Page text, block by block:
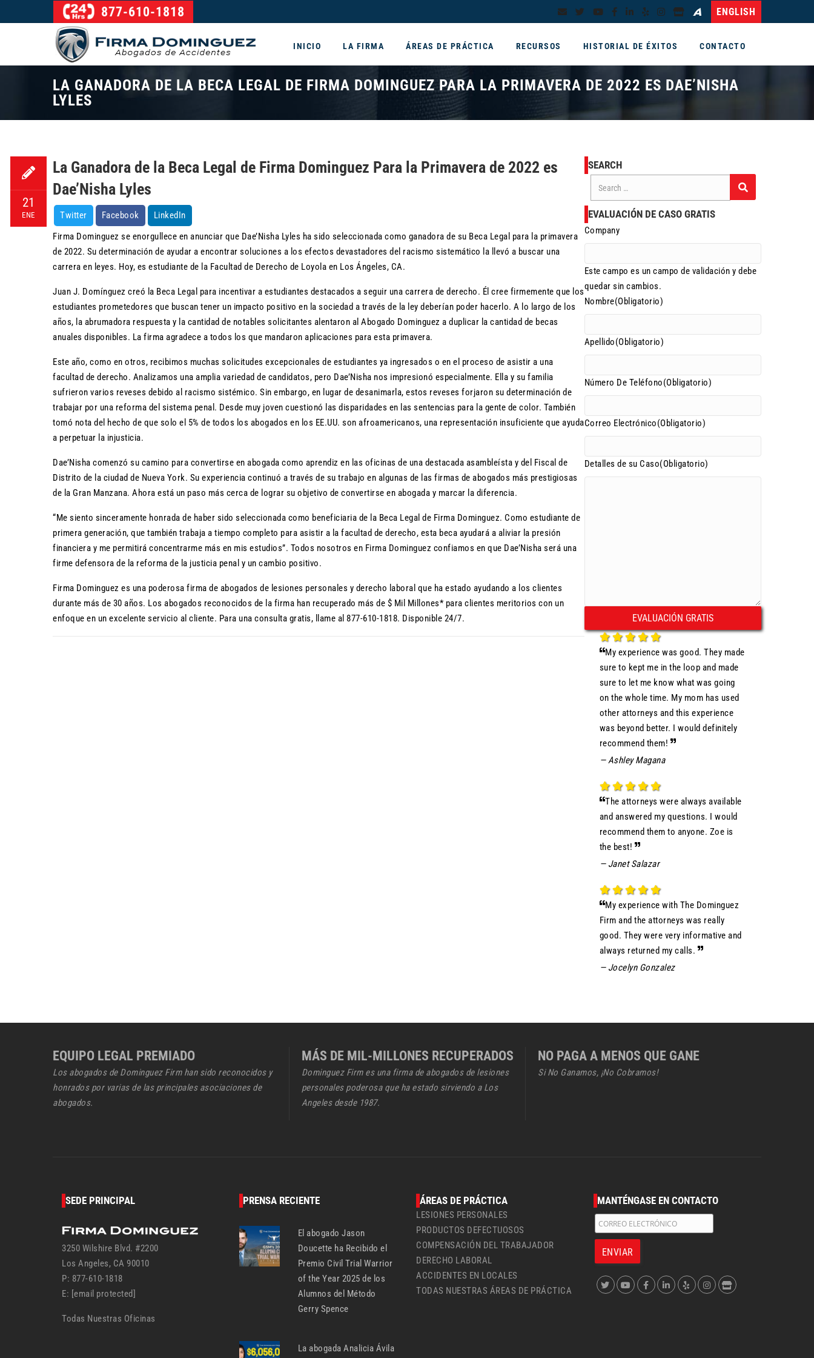
877-610-1818 ENGLISH
INICIO LA FIRMA ÁREAS DE PRÁCTICA RECURSOS HISTORIAL DE ÉXITOS CONTACTO
LA GANADORA DE LA BECA LEGAL DE FIRMA DOMINGUEZ PARA LA PRIMAVERA DE 2022 ES DAE’NISHA
LYLES
21
ENE
La Ganadora de la Beca Legal de Firma Dominguez Para la Primavera de 2022 es
Dae’Nisha Lyles
Twitter Facebook
LinkedIn
Firma Dominguez se enorgullece en anunciar que Dae’Nisha Lyles ha sido seleccionada como ganadora de su Beca Legal para la primavera
de 2022. Su determinación de ayudar a encontrar soluciones a los efectos devastadores del racismo sistemático la llevó a buscar una
carrera en leyes. Hoy, es estudiante de la Facultad de Derecho de Loyola en Los Ángeles, CA.
Juan J. Domínguez creó la Beca Legal para incentivar a estudiantes destacados a seguir una carrera de derecho. Él cree firmemente que los
estudiantes prometedores que buscan tener un impacto positivo en la sociedad a través de la ley deberían poder hacerlo. A lo largo de los
años, la abrumadora respuesta y la cantidad de notables solicitantes alentaron al Abogado Dominguez a duplicar la cantidad de becas
anuales disponibles. La firma agradece a todos los que mandaron aplicaciones para esta primavera.
Este año, como en otros, recibimos muchas solicitudes excepcionales de estudiantes ya ingresados o en el proceso de asistir a una
facultad de derecho. Analizamos una amplia variedad de candidatos, pero Dae’Nisha nos impresionó especialmente. Ella y su familia
sufrieron varios reveses debido al racismo sistémico. Sin embargo, en lugar de desanimarla, estos reveses forjaron su determinación de
trabajar por una reforma del sistema penal. Desde muy joven cuestionó las disparidades en las sentencias para la gente de color. También
tomó nota del hecho de que solo el 5% de todos los abogados en los EE.UU. son afroamericanos, una representación insuficiente que ayuda
a perpetuar la injusticia.
Dae’Nisha comenzó su camino para convertirse en abogada como aprendiz en las oficinas de una destacada asambleísta y del Fiscal de
Distrito de la ciudad de Nueva York. Su experiencia continuó a través de su trabajo en algunas de las firmas de abogados más prestigiosas
de la Gran Manzana. Ahora está un paso más cerca de lograr su objetivo de convertirse en abogada y marcar la diferencia.
“Me siento sinceramente honrada de haber sido seleccionada como beneficiaria de la Beca Legal de Firma Dominguez. Como estudiante de
primera generación, que también trabaja a tiempo completo para asistir a la facultad de derecho, esta beca ayudará a aliviar la presión
financiera y me permitirá concentrarme más en mis estudios”. Todos nosotros en Firma Dominguez confiamos en que Dae’Nisha será una
firme defensora de la reforma de la justicia penal y un cambio positivo.
Firma Dominguez es una poderosa firma de abogados de lesiones personales y derecho laboral que ha estado ayudando a los clientes
durante más de 30 años. Los abogados reconocidos de la firma han recuperado más de $ Mil Millones* para clientes meritorios con un
enfoque en un excelente servicio al cliente. Para una consulta gratis, llame al 877-610-1818. Disponible 24/7.
SEARCH
EVALUACIÓN DE CASO GRATIS
Company
Este campo es un campo de validación y debe
quedar sin cambios.
Nombre(Obligatorio)
Apellido(Obligatorio)
Número De Teléfono(Obligatorio)
Correo Electrónico(Obligatorio)
Detalles de su Caso(Obligatorio)
My experience was good. They made
sure to kept me in the loop and made
sure to let me know what was going
on the whole time. My mom has used
other attorneys and this experience
was beyond better. I would definitely
recommend them!
— Ashley Magana
The attorneys were always available
and answered my questions. I would
recommend them to anyone. Zoe is
the best!
— Janet Salazar
My experience with The Dominguez
Firm and the attorneys was really
good. They were very informative and
always returned my calls.
— Jocelyn Gonzalez
EQUIPO LEGAL PREMIADO
Los abogados de Dominguez Firm han sido reconocidos y
honrados por varias de las principales asociaciones de
abogados.
MÁS DE MIL-MILLONES RECUPERADOS
Dominguez Firm es una firma de abogados de lesiones
personales poderosa que ha estado sirviendo a Los
Angeles desde 1987.
NO PAGA A MENOS QUE GANE
Si No Ganamos, ¡No Cobramos!
SEDE PRINCIPAL
3250 Wilshire Blvd. #2200
Los Angeles, CA 90010
P: 877-610-1818
E: [email protected]
Todas Nuestras Oficinas
PRENSA RECIENTE
El abogado Jason
Doucette ha Recibido el
Premio Civil Trial Warrior
of the Year 2025 de los
Alumnos del Método
Gerry Spence
La abogada Analicia Ávila
ÁREAS DE PRÁCTICA
LESIONES PERSONALES
PRODUCTOS DEFECTUOSOS
COMPENSACIÓN DEL TRABAJADOR
DERECHO LABORAL
ACCIDENTES EN LOCALES
TODAS NUESTRAS ÁREAS DE PRÁCTICA
MANTÉNGASE EN CONTACTO